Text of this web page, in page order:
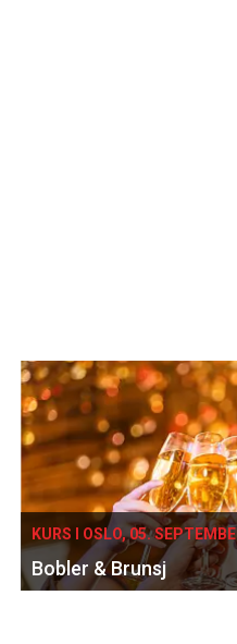
KURS I OSLO, 05.
Bobler & Brunsj